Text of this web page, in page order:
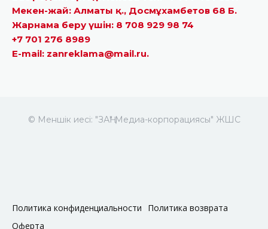
Мекен-жай: Алматы қ., Досмұхамбетов 68 Б.
Жарнама беру үшін: 8 708 929 98 74
+7 701 276 8989
E-mail: zanreklama@mail.ru.
© Меншік иесі: "ЗАҢ" Медиа-корпорациясы" ЖШС
Политика конфиденциальности
Политика возврата
Оферта